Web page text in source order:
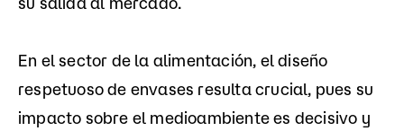
En el sector de la alimentación, el diseño
respetuoso de envases resulta crucial, pues su
impacto sobre el medioambiente es decisivo y